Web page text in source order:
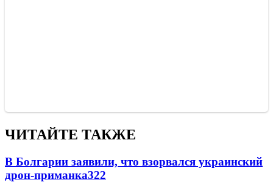
ЧИТАЙТЕ ТАКЖЕ
В Болгарии заявили, что взорвался украинский
дрон-приманка322